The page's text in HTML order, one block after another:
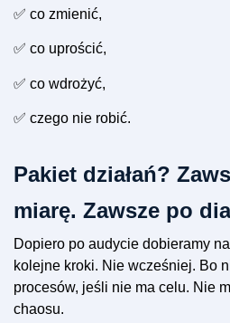
✅ co zmienić,
✅ co uprościć,
✅ co wdrożyć,
✅ czego nie robić.
Pakiet działań?
miarę. Zawsze po
Dopiero po audycie dobieramy
kolejne kroki. Nie wcześniej. Bo
procesów, jeśli nie ma celu. Nie
chaosu.